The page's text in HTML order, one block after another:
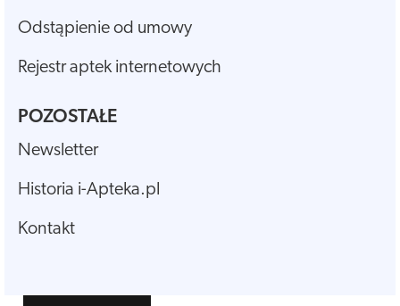
Odstąpienie od umowy
Rejestr aptek internetowych
POZOSTAŁE
Newsletter
Historia i-Apteka.pl
Kontakt